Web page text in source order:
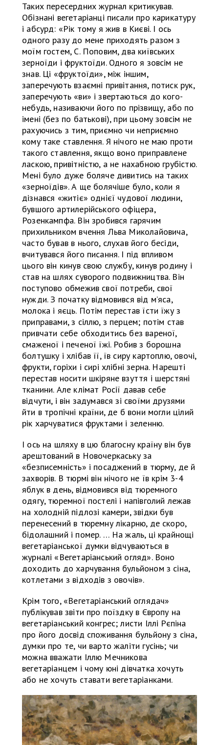
Таких пересердних журнал критикував.
Обізнані вегетаріанці писали про карикатуру
і абсурд: «Рік тому я жив в Києві. І ось
одного разу до мене приходять разом з
моїм гостем, С. Поповим, два київських
зерноїди і фруктоїди. Одного я зовсім не
знав. Ці «фруктоїди», між іншим,
заперечують взаємні привітання, потиск рук,
заперечують «ви» і звертаються до кого-
небудь, називаючи його по прізвищу, або по
імені (без по батькові), при цьому зовсім не
рахуючись з тим, приємно чи неприємно
кому таке ставлення. Я нічого не маю проти
такого ставлення, якщо воно приправлене
ласкою, привітністю, а не нахабною грубістю.
Мені було дуже боляче дивитись на таких
«зерноїдів». А ще болячіше було, коли я
дізнався «житіє» однієї чудової людини,
бувшого артилерійського офіцера,
Розенкампфа. Він зробився гарячим
прихильником вчення Льва Миколайовича,
часто бував в нього, слухав його бесіди,
вчитувався його писання. І під впливом
цього він кинув свою службу, кинув родину і
став на шлях суворого подвижництва. Він
поступово обмежив свої потреби, свої
нужди. З початку відмовився від м’яса,
молока і яєць. Потім перестав їсти їжу з
приправами, з сіллю, з перцем; потім став
привчати себе обходитись без вареної,
смаженої і печеної їжі. Робив з борошна
болтушку і хлібав її, їв сиру картоплю, овочі,
фрукти, горіхи і сирі хлібні зерна. Нарешті
перестав носити шкіряне взуття і шерстяні
тканини. Але клімат Росії давав себе
відчути, і він задумався зі своїми друзями
йти в тропічні країни, де б вони могли цілий
рік харчуватися фруктами і зеленню.
І ось на шляху в цю благосну країну він був
арештований в Новочеркаську за
«безписемність» і посаджений в тюрму, де й
захворів. В тюрмі він нічого не їв крім 3-4
яблук в день, відмовився від тюремного
одягу, тюремної постелі і напівголий лежав
на холодній підлозі камери, звідки був
перенесений в тюремну лікарню, де скоро,
бідолашний і помер. … На жаль, ці крайнощі
вегетаріанської думки відчуваються в
журналі «Вегетаріанський огляд». Воно
доходить до харчування бульйоном з сіна,
котлетами з відходів з овочів».
Крім того, «Вегетаріанський оглядач»
публікував звіти про поїздку в Європу на
вегетаріанський конгрес; листи Іллі Рєпіна
про його досвід споживання бульйону з сіна,
думки про те, чи варто жаліти гусінь; чи
можна вважати Іллю Мечникова
вегетаріанцем і чому юні дівчатка хочуть
або не хочуть ставати вегетаріанками.